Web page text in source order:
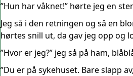
”Hun har våknet!” hørte jeg en
Jeg så i den retningen og så en
hørtes snill ut, da gav jeg opp og
”Hvor er jeg?” jeg så på ham,
”Du er på sykehuset. Bare slapp